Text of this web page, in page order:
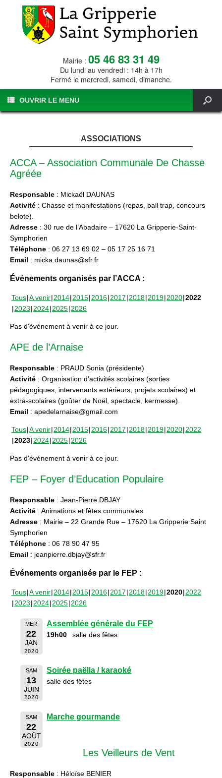
Mairie : 05 46 83 31 49
Du lundi au vendredi : 14h à 17h
Fermé le mercredi, samedi, dimanche.
OUVRIR LE MENU
ASSOCIATIONS
ACCA – Association Communale De Chasse
Agréée
Responsable : Mickaël DAUNAS
Activité : Chasse et manifestations (repas, ball trap, concours
belote).
Adresse : 30 rue de l’Abadaire – 17620 La Gripperie-Saint-
Symphorien
Téléphone : 06 27 13 69 02 – 05 17 25 16 71
Email : micka.daunas@sfr.fr
Événements organisés par l’ACCA :
Tous A venir 2014 2015 2016 2017 2018 2019 2020 2022
2023 2024 2025 2026
Pas d'événement à venir à ce jour.
APE de l’Arnaise
Responsable : PRAUD Sonia (présidente)
Activité : Organisation d’activités scolaires (sorties
pédagogiques, intervenants extérieurs, projets scolaires) et
extra-scolaires (goûter de Noël, spectacle, kermesse).
Email : apedelarnaise@gmail.com
Tous A venir 2014 2015 2016 2017 2018 2019 2020 2022
2023 2024 2025 2026
Pas d'événement à venir à ce jour.
FEP – Foyer d’Education Populaire
Responsable : Jean-Pierre DBJAY
Activité : Animations et fêtes communales
Adresse : Mairie – 22 Grande Rue – 17620 La Gripperie Saint
Symphorien
Téléphone : 06 78 90 47 95
Email : jeanpierre.dbjay@sfr.fr
Événements organisés par le FEP :
Tous A venir 2014 2015 2016 2017 2018 2019 2020 2022
2023 2024 2025 2026
MER
22
JAN
2020
Assemblée générale du FEP
19h00 salle des fêtes
SAM
13
JUIN
2020
Soirée paëlla / karaoké
salle des fêtes
SAM
22
AOÛT
2020
Marche gourmande
Les Veilleurs de Vent
Responsable : Héloïse BENIER